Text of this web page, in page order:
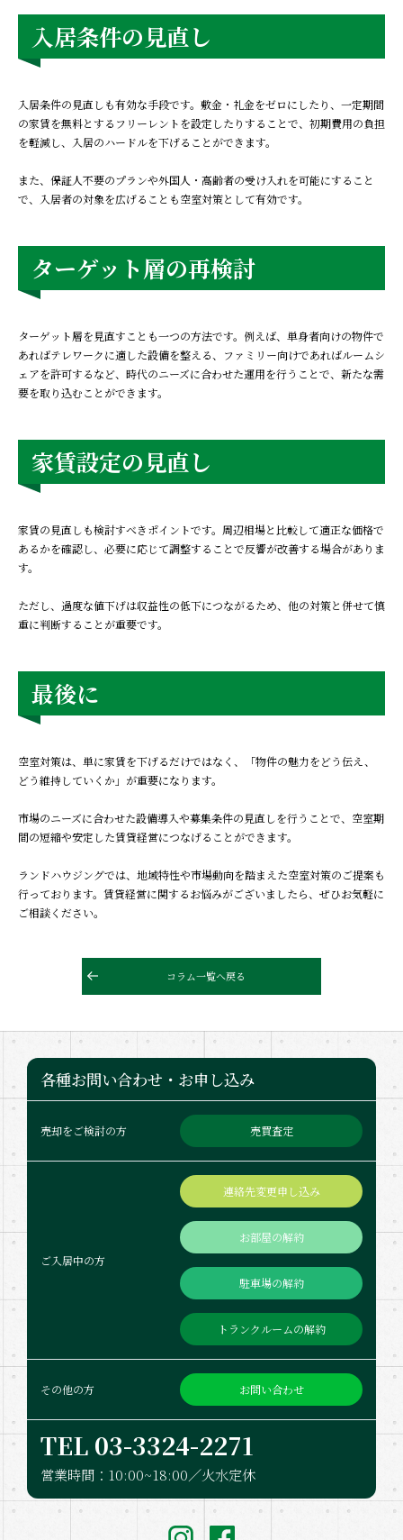
入居条件の見直し
入居条件の見直しも有効な手段です。敷金・礼金をゼロにしたり、一定期間
の家賃を無料とするフリーレントを設定したりすることで、初期費用の負担
を軽減し、入居のハードルを下げることができます。
また、保証人不要のプランや外国人・高齢者の受け入れを可能にすること
で、入居者の対象を広げることも空室対策として有効です。
ターゲット層の再検討
ターゲット層を見直すことも一つの方法です。例えば、単身者向けの物件で
あればテレワークに適した設備を整える、ファミリー向けであればルームシ
ェアを許可するなど、時代のニーズに合わせた運用を行うことで、新たな需
要を取り込むことができます。
家賃設定の見直し
家賃の見直しも検討すべきポイントです。周辺相場と比較して適正な価格で
あるかを確認し、必要に応じて調整することで反響が改善する場合がありま
す。
ただし、過度な値下げは収益性の低下につながるため、他の対策と併せて慎
重に判断することが重要です。
最後に
空室対策は、単に家賃を下げるだけではなく、「物件の魅力をどう伝え、
どう維持していくか」が重要になります。
市場のニーズに合わせた設備導入や募集条件の見直しを行うことで、空室期
間の短縮や安定した賃貸経営につなげることができます。
ランドハウジングでは、地域特性や市場動向を踏まえた空室対策のご提案も
行っております。賃貸経営に関するお悩みがございましたら、ぜひお気軽に
ご相談ください。
コラム一覧へ戻る
各種お問い合わせ・お申し込み
売却をご検討の方 売買査定
ご入居中の方
連絡先変更申し込み
お部屋の解約
駐車場の解約
トランクルームの解約
その他の方 お問い合わせ
TEL 03-332​4-2271
営業時間：10:00~18:00／火水定休